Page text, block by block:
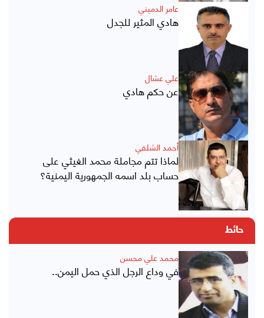
عامر الدميني
هادي المثير للجدل
علي عشال
عن حكم هادي
أحمد الشلفي
لماذا تتم مجاملة محمد الغيثي على
حساب بلد اسمه الجمهورية اليمنية؟
حائط
محمد علي محسن
في وداع الرجل الذي حمل اليمن..